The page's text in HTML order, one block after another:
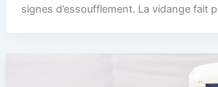
signes d’essoufflement. La vidange fait